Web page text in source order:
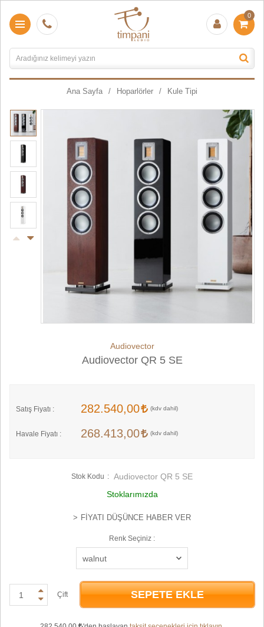
0
Ana Sayfa Hoparlörler Kule Tipi
Audiovector
Audiovector QR 5 SE
Satış Fiyatı : 282.540,00
Havale Fiyatı : 268.413,00
Stok Kodu
Audiovector QR 5 SE
Stoklarımızda
FIYATI DÜŞÜNCE HABER VER
Renk Seçiniz :
Çift SEPETE EKLE